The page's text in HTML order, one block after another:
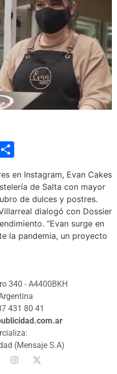
en Instagram, Evan Cakes
de Salta con mayor
de dulces y postres.
dialogó con Dossier
“Evan surge en
la pandemia, un proyecto
340 - A4400BKH
431 80 41
(Mensaje S.A)